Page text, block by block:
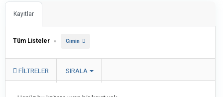
Kayıtlar
Tüm Listeler » Cimin
FILTRELER SIRALA